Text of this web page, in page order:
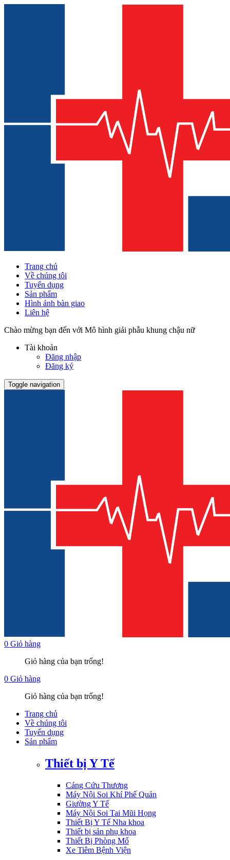
Trang chủ
Về chúng tôi
Tuyển dụng
Sản phẩm
Hình ảnh bàn giao
Liên hệ
Chào mừng bạn đến với Mô hình giải phẫu khung chậu nữ
Tài khoản
Đăng nhập
Đăng ký
Toggle navigation
0 Giỏ hàng
Giỏ hàng của bạn trống!
0 Giỏ hàng
Giỏ hàng của bạn trống!
Trang chủ
Về chúng tôi
Tuyển dụng
Sản phẩm
Thiết bị Y Tế
Cáng Cứu Thương
Máy Nội Soi Khí Phế Quản
Giường Y Tế
Máy Nội Soi Tai Mũi Họng
Thiết Bị Y Tế Nha khoa
Thiết bị sản phụ khoa
Thiết Bị Phòng Mổ
Xe Tiêm Bệnh Viện